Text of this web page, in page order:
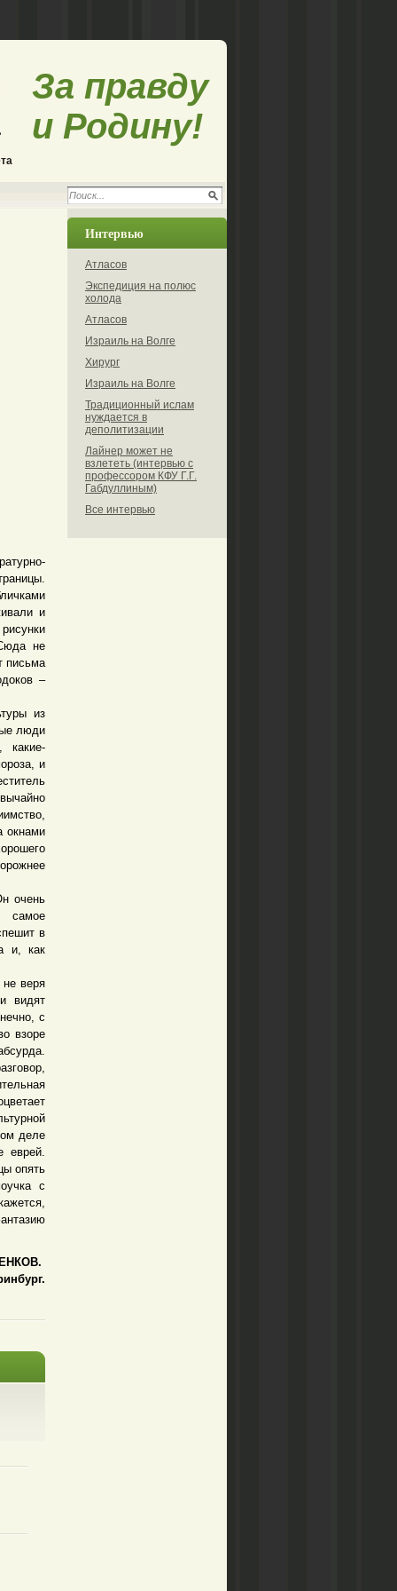
За правду
и Родину!
и
не
письма
–
из
люди
какие-
и
окнами
очень
самое
в
и, как
веря
видят
с
взоре
деле
еврей.
опять
с
Интервью
Атласов
Экспедиция на полюс
холода
Атласов
Израиль на Волге
Хирург
Израиль на Волге
Традиционный ислам
нуждается в
деполитизации
Лайнер может не
взлететь (интервью с
профессором КФУ Г.Г.
Габдуллиным)
Все интервью